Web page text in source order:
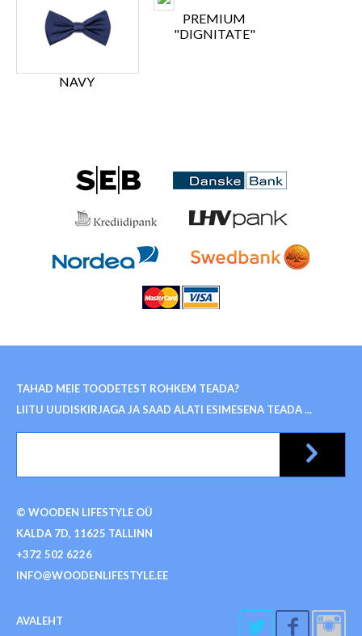
NAVY
PREMIUM
"DIGNITATE"
TAHAD MEIE TOODETEST ROHKEM TEADA?
LIITU UUDISKIRJAGA JA SAAD ALATI ESIMESENA TEADA ...
© WOODEN LIFESTYLE OÜ
KALDA 7D, 11625 TALLINN
+372 502 6226
INFO@WOODENLIFESTYLE.EE
AVALEHT